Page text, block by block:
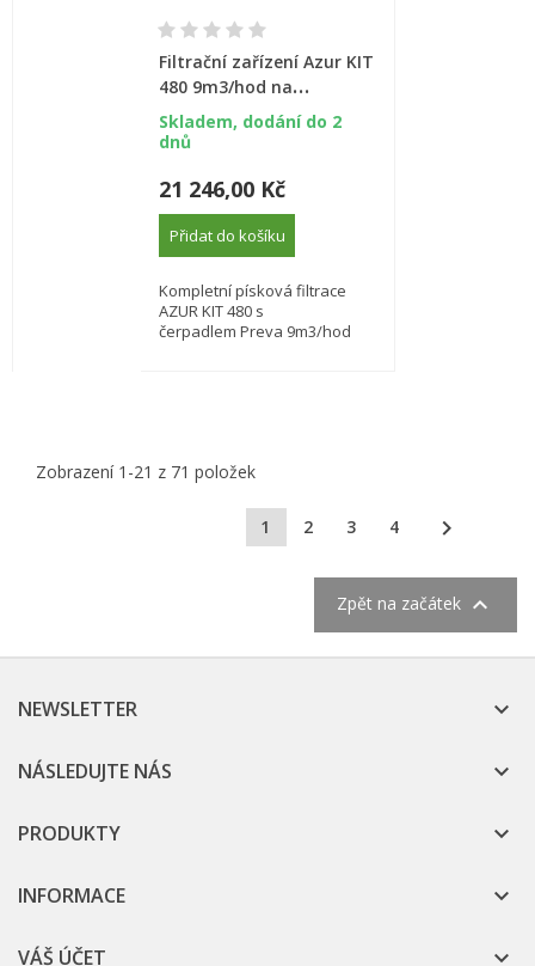
Filtrační zařízení Azur KIT
480 9m3/hod na
podstavci s čerpadlem
Preva
Skladem, dodání do 2
dnů
21 246,00 Kč
Přidat do košíku
Kompletní písková filtrace
AZUR KIT 480 s
čerpadlem Preva 9m3/hod
Zobrazení 1-21 z 71 položek
1 2 3 4 
Zpět na začátek 
NEWSLETTER 
NÁSLEDUJTE NÁS 
PRODUKTY 
INFORMACE 
VÁŠ ÚČET 